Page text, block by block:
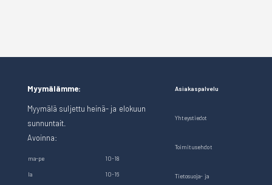
Myymälämme:
Myymälä suljettu heinä- ja elokuun
sunnuntait.
Avoinna:
ma-pe 10-18
la 10-16
Asiakaspalvelu
Yhteystiedot
Toimitusehdot
Tietosuoja- ja